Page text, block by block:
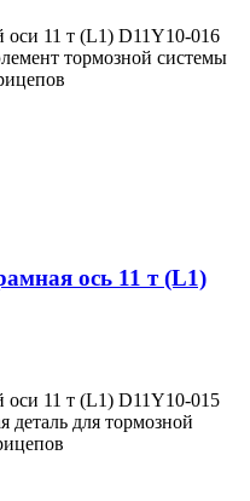
оси 11 т (L1) D11Y10-016
тормозной системы
ось 11 т (L1)
оси 11 т (L1) D11Y10-015
для тормозной